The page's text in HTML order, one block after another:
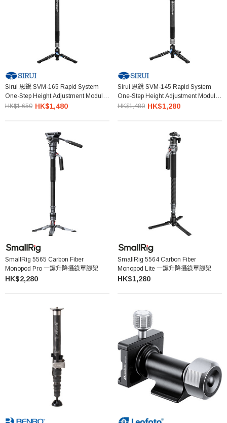
Sirui 思銳 SVM-165 Rapid System
One-Step Height Adjustment Modular
Monopod 單腳架
HK$1,650 HK$1,480
Sirui 思銳 SVM-145 Rapid System
One-Step Height Adjustment Modular
Monopod 單腳架
HK$1,480 HK$1,280
SmallRig 5565 Carbon Fiber
Monopod Pro 一鍵升降攝錄單腳架
HK$2,280
SmallRig 5564 Carbon Fiber
Monopod Lite 一鍵升降攝錄單腳架
HK$1,280